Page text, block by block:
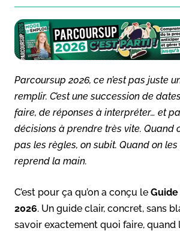
Parcoursup 2026, ce n’est pas juste
remplir. C’est une succession de
faire, de réponses à interpréter… et
décisions à prendre très vite. Quand
pas les règles, on subit. Quand on
reprend la main.
C’est pour ça qu’on a conçu le
2026. Un guide clair, concret, sans
savoir exactement quoi faire, quand